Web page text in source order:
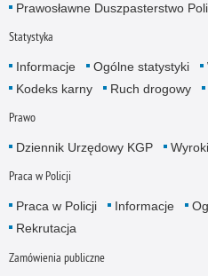
Prawosławne Duszpasterstwo
Statystyka
Informacje Ogólne statystyki
Kodeks karny
Ruch drogowy
Prawo
Dziennik Urzędowy KGP
Praca w Policji
Praca w Policji Informacje
Rekrutacja
Zamówienia publiczne